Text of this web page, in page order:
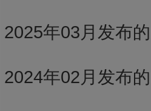
2025年03月发布
2024年02月发布